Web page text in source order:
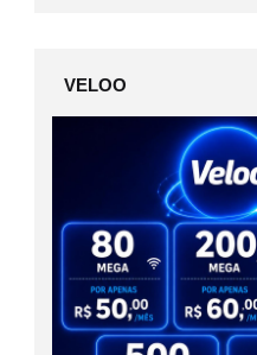
VELOO